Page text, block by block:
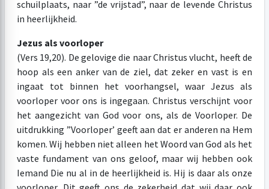
schuilplaats, naar ”de vrijstad”, naar de levende Christus
in heerlijkheid.
Jezus als voorloper
(Vers 19,20). De gelovige die naar Christus vlucht, heeft de
hoop als een anker van de ziel, dat zeker en vast is en
ingaat tot binnen het voorhangsel, waar Jezus als
voorloper voor ons is ingegaan. Christus verschijnt voor
het aangezicht van God voor ons, als de Voorloper. De
uitdrukking ”Voorloper’ geeft aan dat er anderen na Hem
komen. Wij hebben niet alleen het Woord van God als het
vaste fundament van ons geloof, maar wij hebben ook
Iemand Die nu al in de heerlijkheid is. Hij is daar als onze